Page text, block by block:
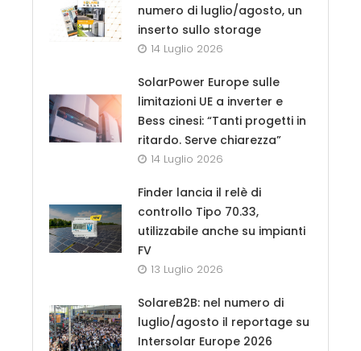
numero di luglio/agosto, un
inserto sullo storage
14 Luglio 2026
SolarPower Europe sulle
limitazioni UE a inverter e
Bess cinesi: “Tanti progetti in
ritardo. Serve chiarezza”
14 Luglio 2026
Finder lancia il relè di
controllo Tipo 70.33,
utilizzabile anche su impianti
FV
13 Luglio 2026
SolareB2B: nel numero di
luglio/agosto il reportage su
Intersolar Europe 2026